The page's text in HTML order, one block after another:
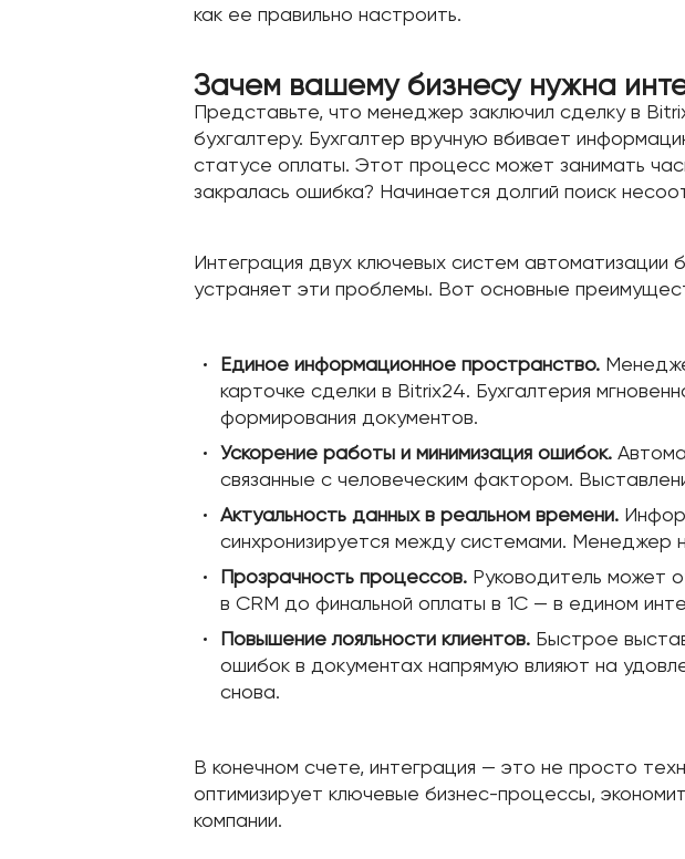
как ее правильно настроить.
Зачем вашему бизнесу нужна
Представьте, что менеджер заключил сделку в
бухгалтеру. Бухгалтер вручную вбивает
статусе оплаты. Этот процесс может занимать
закралась ошибка? Начинается долгий поиск
Интеграция двух ключевых систем
устраняет эти проблемы. Вот основные
Единое информационное пространство.
карточке сделки в Bitrix24. Бухгалтерия
формирования документов.
Ускорение работы и минимизация ошибок.
связанные с человеческим фактором.
Актуальность данных в реальном времени.
синхронизируется между системами. Менеджер
Прозрачность процессов.Руководитель может
в CRM до финальной оплаты в 1С — в едином
Повышение лояльности клиентов.Быстрое
ошибок в документах напрямую влияют на
снова.
В конечном счете, интеграция — это не просто
оптимизирует ключевые бизнес-процессы,
компании.